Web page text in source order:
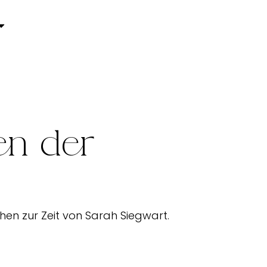
der
zur Zeit von Sarah Siegwart.